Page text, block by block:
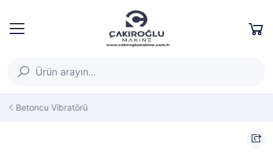
Betoncu Vibratörü